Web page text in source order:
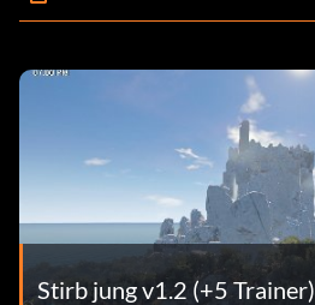
Stirb jung v1.2 (+5 Trainer)